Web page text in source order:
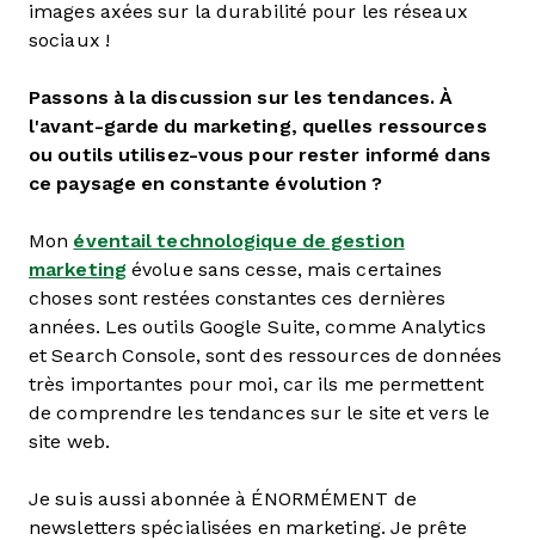
images axées sur la durabilité pour les réseaux
sociaux !
Passons à la discussion sur les tendances. À
l'avant-garde du marketing, quelles ressources
ou outils utilisez-vous pour rester informé dans
ce paysage en constante évolution ?
Mon éventail technologique de gestion
marketing évolue sans cesse, mais certaines
choses sont restées constantes ces dernières
années. Les outils Google Suite, comme Analytics
et Search Console, sont des ressources de données
très importantes pour moi, car ils me permettent
de comprendre les tendances sur le site et vers le
site web.
Je suis aussi abonnée à ÉNORMÉMENT de
newsletters spécialisées en marketing. Je prête